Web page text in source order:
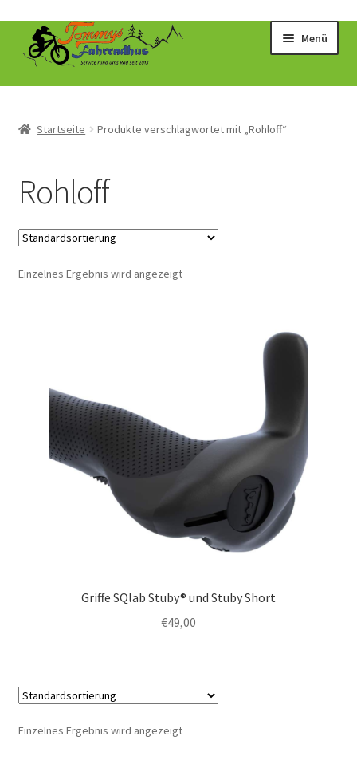
Zur
Navigation
springen
Zum
Inhalt
springen
Menü
Startseite Produkte verschlagwortet mit „Rohloff“
Rohloff
Einzelnes Ergebnis wird angezeigt
Griffe SQlab Stuby® und Stuby Short
€49,00
Einzelnes Ergebnis wird angezeigt